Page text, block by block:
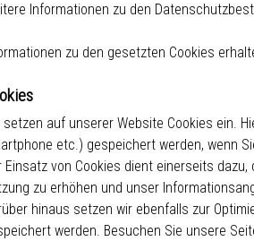
Informationen zu den
zu den gesetzten Cookies
setzen auf unserer Website Cookies ein.
etc.) gespeichert werden, wenn
Einsatz von Cookies dient einerseits
zu erhöhen und unser
hinaus setzen wir ebenfalls zur
werden. Besuchen Sie unsere